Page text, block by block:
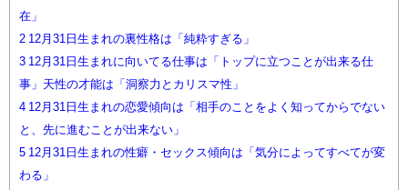
在」
2 12月31日生まれの裏性格は「純粋すぎる」
3 12月31日生まれに向いてる仕事は「トップに立つことが出来る仕
事」天性の才能は「洞察力とカリスマ性」
4 12月31日生まれの恋愛傾向は「相手のことをよく知ってからでない
と、先に進むことが出来ない」
5 12月31日生まれの性癖・セックス傾向は「気分によってすべてが変
わる」